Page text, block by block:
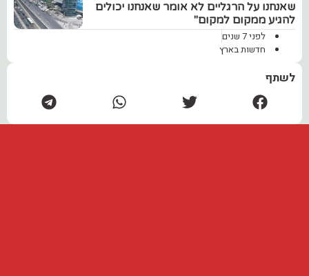
שאנחנו על הרגליים לא אומר שאנחנו יכולים
להגיע ממקום למקום"
לפני 7 שנים
חדשות בארץ
לשתף